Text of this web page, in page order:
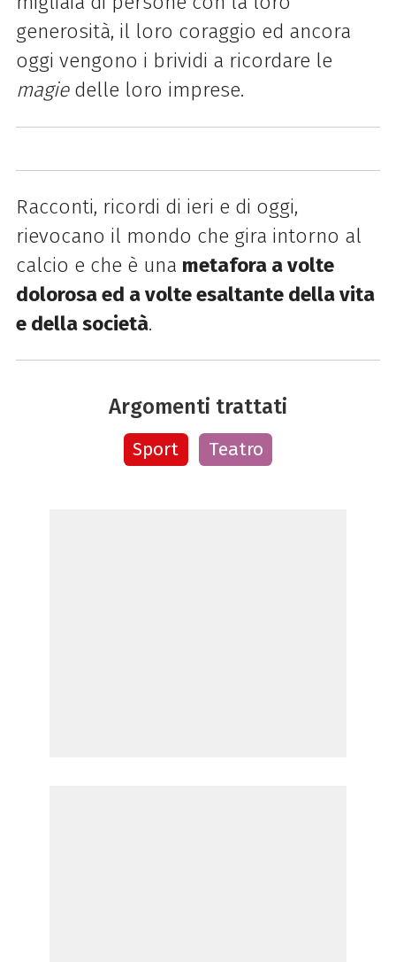
generosità, il loro coraggio ed ancora
oggi vengono i brividi a ricordare le
magiedelle loro imprese.
Racconti, ricordi di ieri e di oggi,
rievocano il mondo che gira intorno al
calcio e che è una metafora a volte
dolorosa ed a volte esaltante della vita
e della società.
Argomenti trattati
Sport Teatro